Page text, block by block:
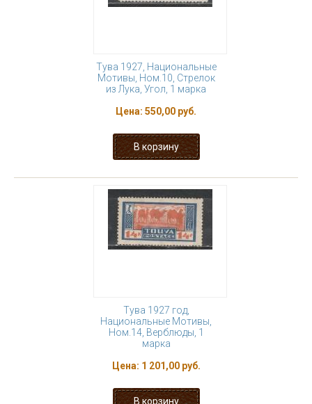
Тува 1927, Национальные
Мотивы, Ном.10, Стрелок
из Лука, Угол, 1 марка
Цена: 550,00 руб.
Тува 1927 год,
Национальные Мотивы,
Ном.14, Верблюды, 1
марка
Цена: 1 201,00 руб.